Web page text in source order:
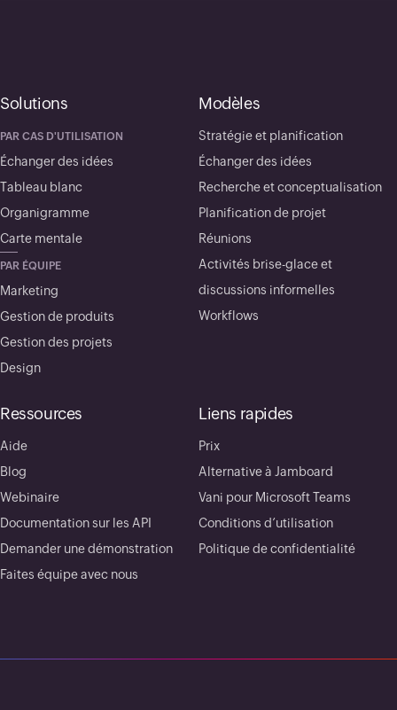
Solutions
PAR CAS D'UTILISATION
Échanger des idées
Tableau blanc
Organigramme
Carte mentale
PAR ÉQUIPE
Marketing
Gestion de produits
Gestion des projets
Design
Modèles
Stratégie et planification
Échanger des idées
Recherche et conceptualisation
Planification de projet
Réunions
Activités brise-glace et
discussions informelles
Workflows
Ressources
Aide
Blog
Webinaire
Documentation sur les API
Demander une démonstration
Faites équipe avec nous
Liens rapides
Prix
Alternative à Jamboard
Vani pour Microsoft Teams
Conditions d’utilisation
Politique de confidentialité